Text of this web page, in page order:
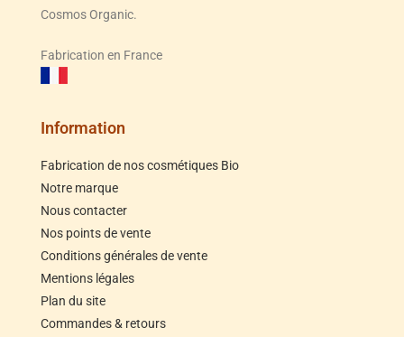
Cosmos Organic.
Fabrication en France
Information
Fabrication de nos cosmétiques Bio
Notre marque
Nous contacter
Nos points de vente
Conditions générales de vente
Mentions légales
Plan du site
Commandes & retours